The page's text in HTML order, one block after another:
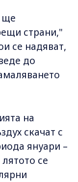
ще
страни,"
се надяват,
до
на
скачат с
януари –
се